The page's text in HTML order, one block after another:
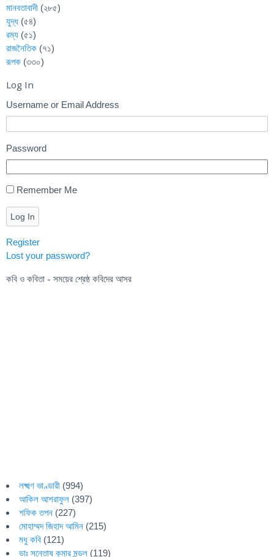
মানবতাবাদী (২৮৫)
যুদ্ধ (৫৪)
রম্য (৫১)
রাজনৈতিক (৭১)
রূপক (৩৩০)
Log In
Username or Email Address
Password
Remember Me
Log In
Register
Lost your password?
কবি ও কবিতা - সময়ের শ্রেষ্ঠ কবিদের আসর
লক্ষ্মণ ভাণ্ডারী (994)
আকিল আশরাফুল (397)
শফিক তপন (227)
মোহাম্মদ জিহাদ আমিন (215)
মধু কবি (121)
ডাঃ সন্তোষ কুমার মন্ডল (119)